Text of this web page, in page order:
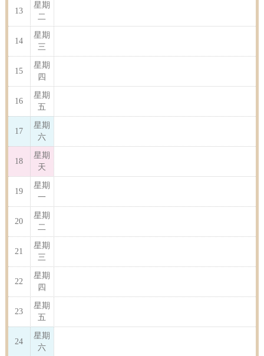
13
星期
二
14
星期
三
15
星期
四
16
星期
五
17
星期
六
18
星期
天
19
星期
一
20
星期
二
21
星期
三
22
星期
四
23
星期
五
24
星期
六